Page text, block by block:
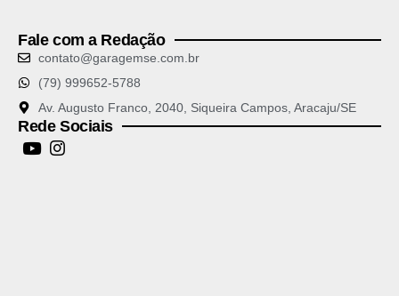
Fale com a Redação
contato@garagemse.com.br
(79) 999652-5788
Av. Augusto Franco, 2040, Siqueira Campos, Aracaju/SE
Rede Sociais